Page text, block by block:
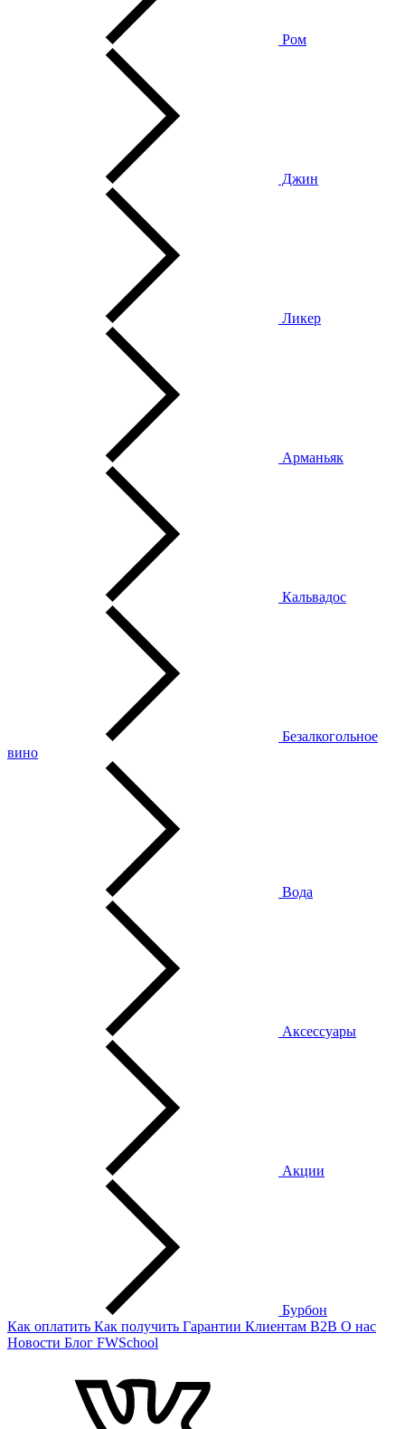
Ром
Джин
Ликер
Арманьяк
Кальвадос
Безалкогольное
вино
Вода
Аксессуары
Акции
Бурбон
Как оплатить Как получить Гарантии Клиентам B2B О нас
Новости Блог FWSchool